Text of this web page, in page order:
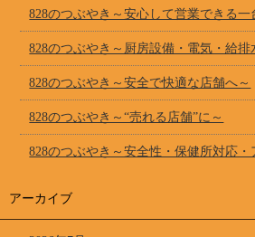
828のつぶやき～安心して営業できる一
828のつぶやき～厨房設備・電気・給排
828のつぶやき～安全で快適な店舗へ～
828のつぶやき～“売れる店舗”に～
828のつぶやき～安全性・保健所対応・
アーカイブ